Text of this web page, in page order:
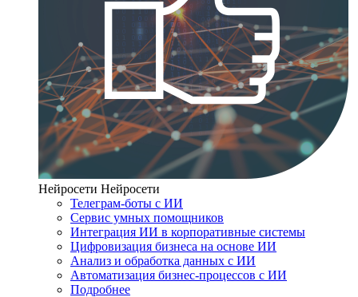
Нейросети Нейросети
Телеграм-боты с ИИ
Сервис умных помощников
Интеграция ИИ в корпоративные системы
Цифровизация бизнеса на основе ИИ
Анализ и обработка данных с ИИ
Автоматизация бизнес-процессов с ИИ
Подробнее